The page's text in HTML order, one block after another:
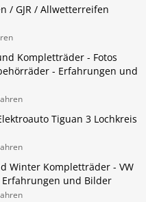
/ GJR / Allwetterreifen
Kompletträder - Fotos
- Erfahrungen und
Tiguan 3 Lochkreis
Winter Kompletträder - VW
und Bilder